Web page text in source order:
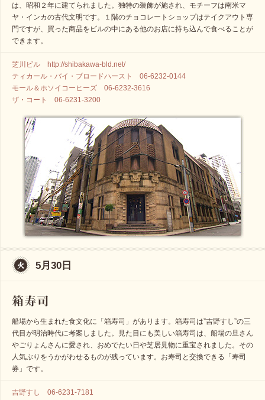
は、昭和２年に建てられました。独特の装飾が施され、モチーフは南米マ
ヤ・インカの古代文明です。１階のチョコレートショップはテイクアウト専
門ですが、買った商品をビルの中にある他のお店に持ち込んで食べることが
できます。
芝川ビル http://shibakawa-bld.net/
ティカール・バイ・ブロードハースト 06-6232-0144
モール＆ホソイコーヒーズ 06-6232-3616
ザ・コート 06-6231-3200
5月30日
船場から生まれた食文化に「箱寿司」があります。箱寿司は”吉野すし”の三
代目が明治時代に考案しました。見た目にも美しい箱寿司は、船場の旦さん
やごりょんさんに愛され、おめでたい日や芝居見物に重宝されました。その
人気ぶりをうかがわせるものが残っています。お寿司と交換できる「寿司
券」です。
吉野すし 06-6231-7181